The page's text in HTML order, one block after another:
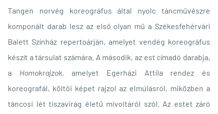
Tangen norvég koreográfus által nyolc táncművészre
komponált darab lesz az első olyan mű a Székesfehérvári
Balett Színház repertoárján, amelyet vendég koreográfus
készít a társulat számára. A második, az est címadó darabja,
a
Homokrajzok,
amelyet Egerházi Attila rendez és
koreografál, költői képet rajzol az elmúlásról, miközben a
táncosi lét tiszavirág életű mivoltáról szól. Az estet záró